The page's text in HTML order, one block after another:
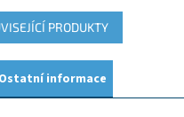
PRODUKTY
Ostatní informace